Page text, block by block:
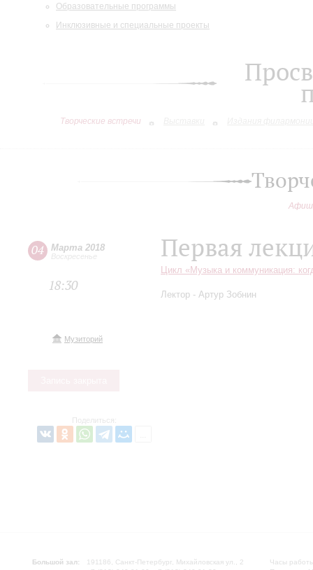
Образовательные программы
Инклюзивные и специальные проекты
Творческие встречи
04 Марта 2018
Воскресенье
18:30
Музиторий
Поделиться:
Первая
Цикл «Музыка и коммуникация:
Лектор - Артур Зобнин
Большой зал:
191186, Санкт-Петербург, Михайловская ул., 2
Часы